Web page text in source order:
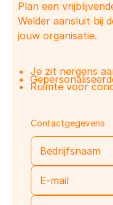
Plan een
Welder aansluit bij
jouw organisatie.
Je zit nergens
Ruimte voor
Contactgegevens